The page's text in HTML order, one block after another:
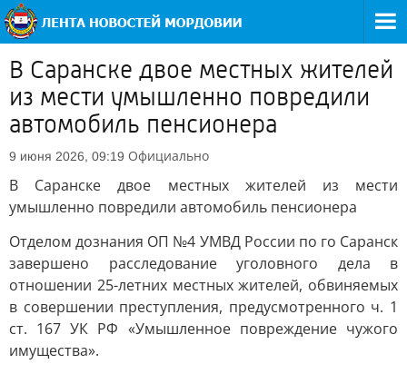
В Саранске двое местных жителей
из мести умышленно повредили
автомобиль пенсионера
9 июня 2026, 09:19 Официально
В Саранске двое местных жителей из мести
умышленно повредили автомобиль пенсионера
Отделом дознания ОП №4 УМВД России по го Саранск
завершено расследование уголовного дела в
отношении 25-летних местных жителей, обвиняемых
в совершении преступления, предусмотренного ч. 1
ст. 167 УК РФ «Умышленное повреждение чужого
имущества».